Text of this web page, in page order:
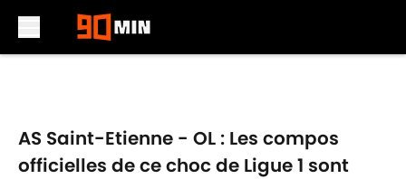
AS Saint-Etienne - OL : Les compos
officielles de ce choc de Ligue 1 sont